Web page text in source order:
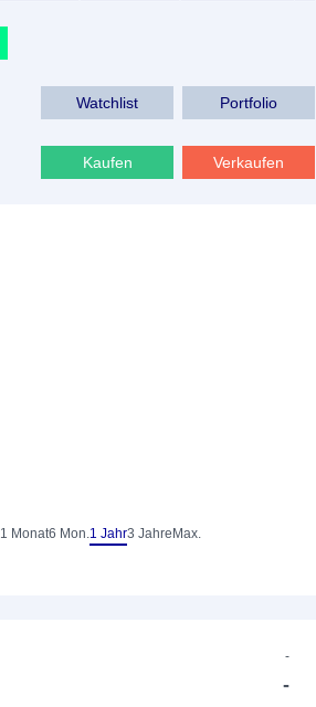
Watchlist Portfolio
Kaufen Verkaufen
1 Monat6 Mon.1 Jahr3 Jahre Max.
-
-